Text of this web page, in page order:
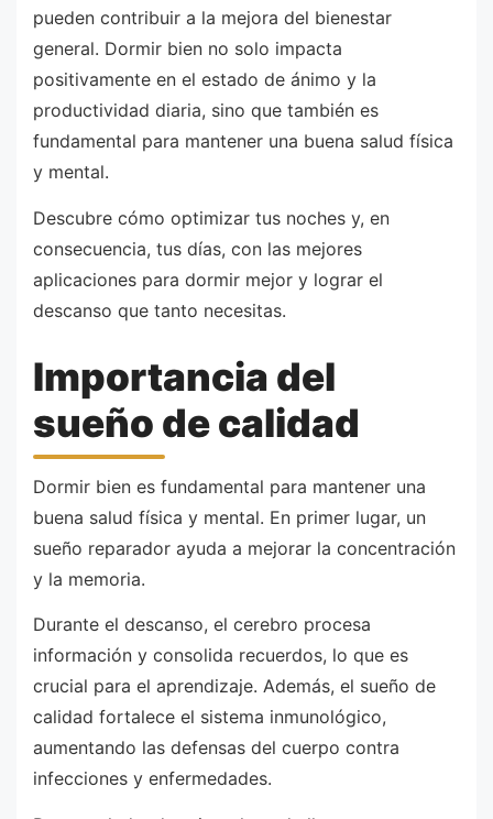
pueden contribuir a la mejora del bienestar
general. Dormir bien no solo impacta
positivamente en el estado de ánimo y la
productividad diaria, sino que también es
fundamental para mantener una buena salud física
y mental.
Descubre cómo optimizar tus noches y, en
consecuencia, tus días, con las mejores
aplicaciones para dormir mejor y lograr el
descanso que tanto necesitas.
Importancia del
sueño de calidad
Dormir bien es fundamental para mantener una
buena salud física y mental. En primer lugar, un
sueño reparador ayuda a mejorar la concentración
y la memoria.
Durante el descanso, el cerebro procesa
información y consolida recuerdos, lo que es
crucial para el aprendizaje. Además, el sueño de
calidad fortalece el sistema inmunológico,
aumentando las defensas del cuerpo contra
infecciones y enfermedades.